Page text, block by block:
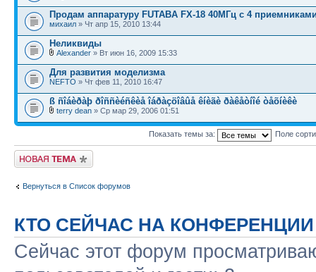
Продам аппаратуру FUTABA FX-18 40МГц c 4
михаил » Чт апр 15, 2010 13:44
Неликвиды
Alexander » Вт июн 16, 2009 15:33
Для развития моделизма
NEFTO » Чт фев 11, 2010 16:47
ß ñîáèðàþ ðîññèéñêèå îáðàçöîâûå êíèãè ðàêåòíîé òåõíèêè
terry dean » Ср мар 29, 2006 01:51
Показать темы за: Поле
Новая тема
Вернуться в Список форумов
КТО СЕЙЧАС НА КОНФЕРЕНЦИИ
Сейчас этот форум